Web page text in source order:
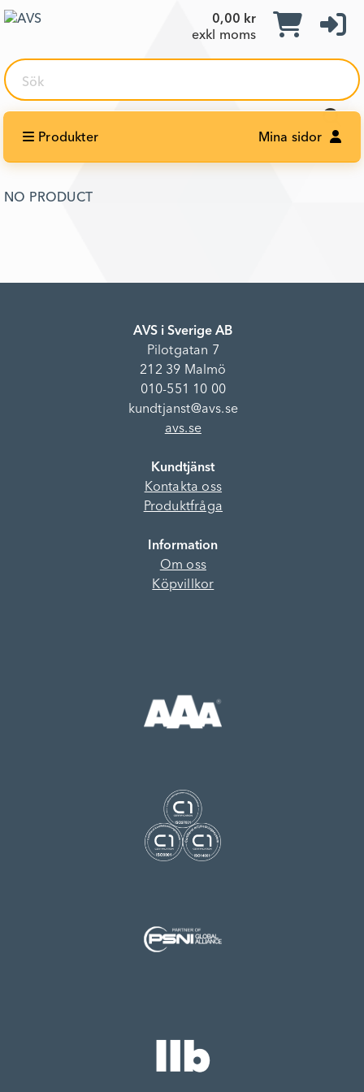
0,00 kr
exkl moms
Sök
Produkter Mina sidor
NO PRODUCT
AVS i Sverige AB
Pilotgatan 7
212 39 Malmö
010-551 10 00
kundtjanst@avs.se
avs.se
Kundtjänst
Kontakta oss
Produktfråga
Information
Om oss
Köpvillkor